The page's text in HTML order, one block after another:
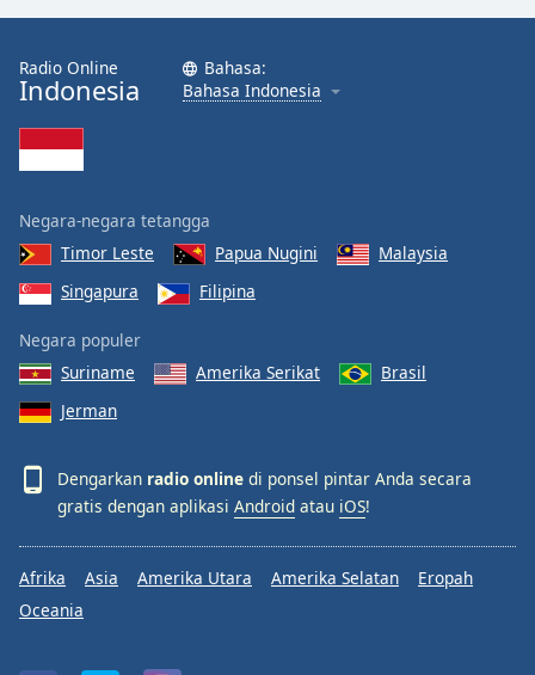
Radio Online
Indonesia
Bahasa:
Bahasa Indonesia
Negara-negara tetangga
Timor Leste
Papua Nugini
Malaysia
Singapura
Filipina
Negara populer
Suriname
Amerika Serikat
Brasil
Jerman
Dengarkan radio online di ponsel pintar Anda secara
gratis dengan aplikasi Android atau iOS!
Afrika Asia Amerika Utara Amerika Selatan
Eropah
Oceania